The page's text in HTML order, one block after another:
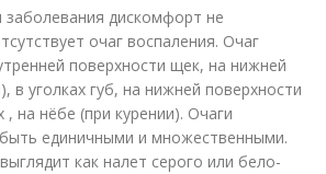
заболевания дискомфорт не
очаг воспаления. Очаг
поверхности щек, на нижней
в уголках губ, на нижней поверхности
, на нёбе (при курении). Очаги
единичными и множественными.
как налет серого или бело-